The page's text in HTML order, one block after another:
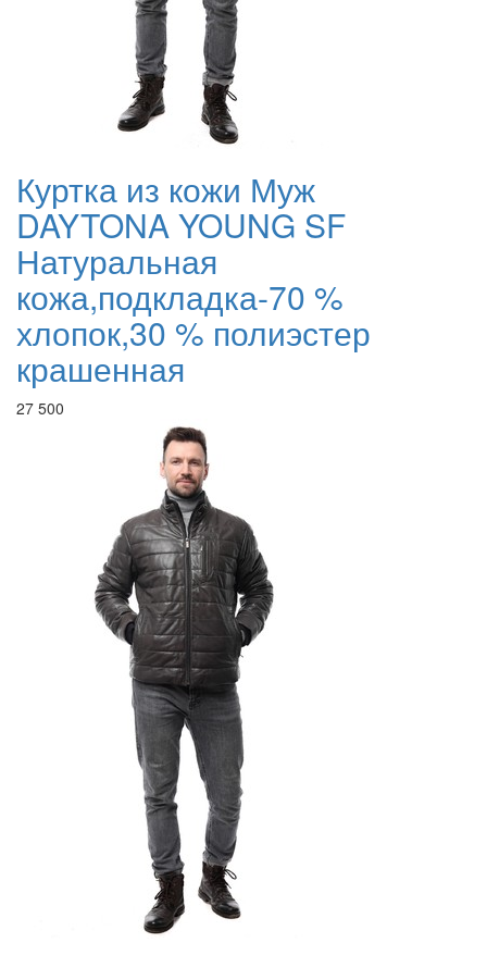
Куртка из кожи Муж
DAYTONA YOUNG SF
Натуральная
кожа,подкладка-70 %
хлопок,30 % полиэстер
крашенная
27 500